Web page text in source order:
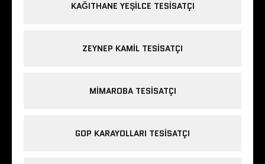
KAĞITHANE YEŞILCE TESISATÇI
ZEYNEP KAMIL TESISATÇI
MIMAROBA TESISATÇI
GOP KARAYOLLARI TESISATÇI